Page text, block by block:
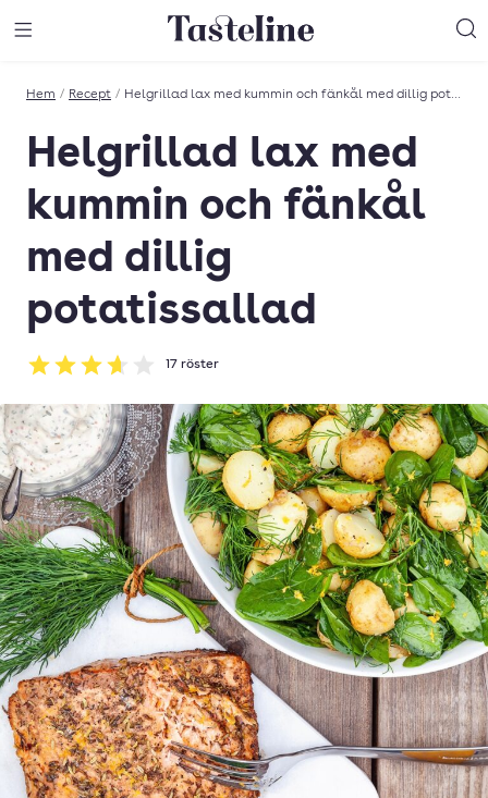
Till Tastelines startsida
Hem / Recept / Helgrillad lax med kummin och fänkål med dillig potatissallad
Helgrillad lax med
kummin och fänkål
med dillig
potatissallad
Betyg: 3.65 av 5
17 röster